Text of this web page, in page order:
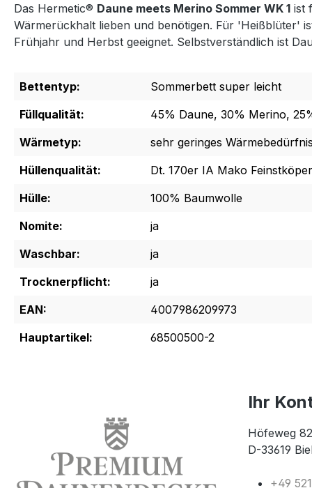
Das Hermetic® Daune meets Merino Sommer WK 1 ist
Wärmerückhalt lieben und benötigen. Für 'Heißblüter'
Frühjahr und Herbst geeignet. Selbstverständlich ist
Bettentyp:
Sommerbett super leicht
Füllqualität:
45% Daune, 30% Merino,
Wärmetyp:
sehr geringes Wärmebedürfnis
Hüllenqualität:
Dt. 170er IA Mako Feinstköper
Hülle:
100% Baumwolle
Nomite:
ja
Waschbar:
ja
Trocknerpflicht:
ja
EAN:
4007986209973
Hauptartikel:
68500500-2
Ihr
Höfeweg
D-33619
+49